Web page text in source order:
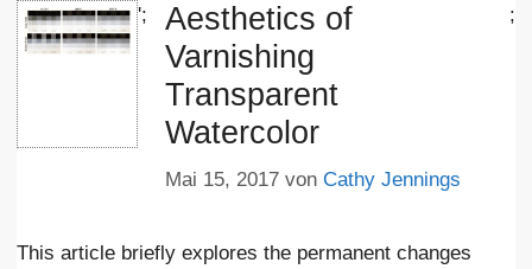
';
Aesthetics of
Varnishing
Transparent
Watercolor
Mai 15, 2017 von Cathy Jennings
;
This article briefly explores the permanent changes